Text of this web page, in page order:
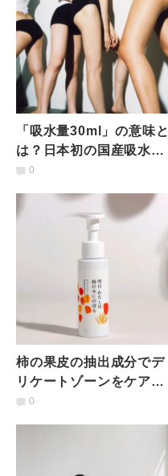
「吸水量30ml」の意味と
は？日本初の国産吸水シ
ョーツPeriod.が考えるダ
0
柿の果皮の抽出成分でデ
リケートゾーンをケア
「明日 わたしは柿の木に
0